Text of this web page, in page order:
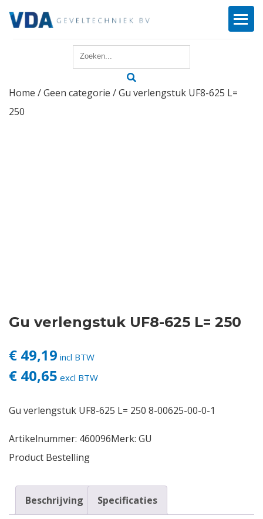
Reparatie
Login
Vacatures
Home /Geen categorie / Gu verlengstuk UF8-625 L=
250
Gu verlengstuk UF8-625 L= 250
€ 49,19 incl BTW
€ 40,65 excl BTW
Gu verlengstuk UF8-625 L= 250 8-00625-00-0-1
Artikelnummer: 460096Merk: GU
Product Bestelling
Beschrijving Specificaties